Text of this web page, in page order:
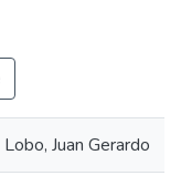
Juan Gerardo